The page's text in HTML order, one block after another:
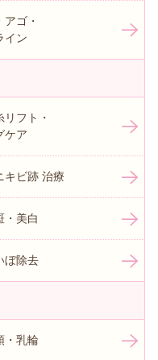
ゴ・
イン
フト・
ケア
キビ跡 治療
・美白
ぼ除去
・乳輪